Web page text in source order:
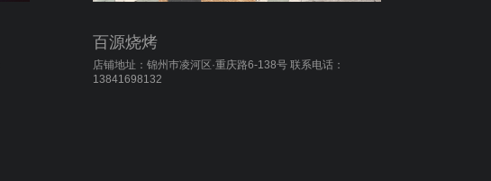
百源烧烤
店铺地址：锦州巿凌河区·重庆路6-138号 联系电话：
13841698132